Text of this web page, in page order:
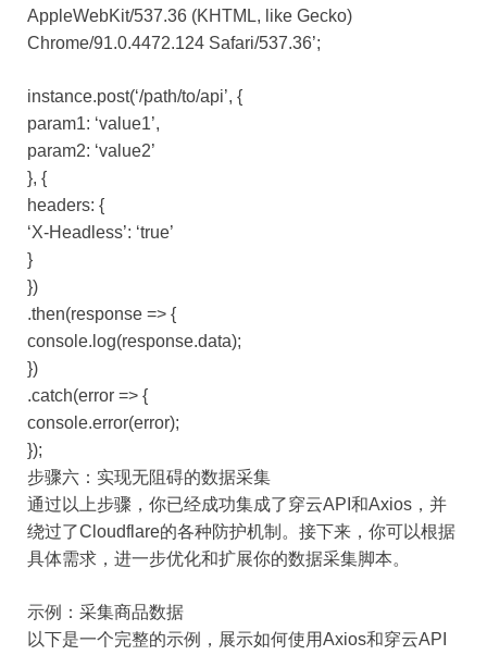
AppleWebKit/537.36 (KHTML, like Gecko)
Chrome/91.0.4472.124 Safari/537.36’;
instance.post(‘/path/to/api’, {
param1: ‘value1’,
param2: ‘value2’
}, {
headers: {
‘X-Headless’: ‘true’
}
})
.then(response => {
console.log(response.data);
})
.catch(error => {
console.error(error);
});
步骤六：实现无阻碍的数据采集
通过以上步骤，你已经成功集成了穿云API和Axios，并
绕过了Cloudflare的各种防护机制。接下来，你可以根据
具体需求，进一步优化和扩展你的数据采集脚本。
示例：采集商品数据
以下是一个完整的示例，展示如何使用Axios和穿云API